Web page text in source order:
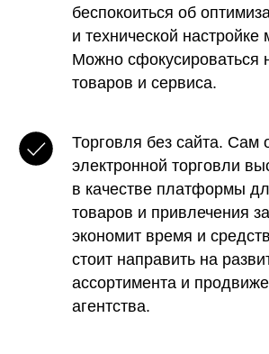
беспокоиться об
и технической настройке
Можно сфокусироваться
товаров и сервиса.
Торговля без сайта. Сам
электронной торговли
в качестве платформы
товаров и привлечения
экономит время и
стоит направить на
ассортимента и
агентства.